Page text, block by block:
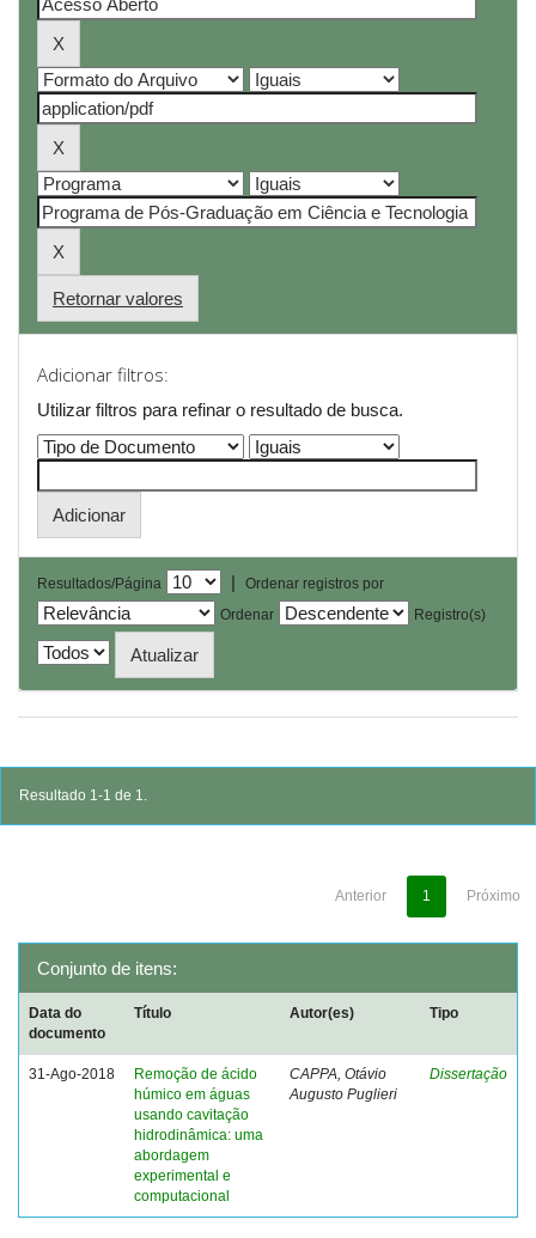
Retornar valores
Adicionar filtros:
Utilizar filtros para refinar o resultado de busca.
Resultados/Página |
Ordenar registros por
Ordenar
Registro(s)
Resultado 1-1 de 1.
Anterior 1 Próximo
Conjunto de itens:
Data do
documento
Título Autor(es) Tipo
31-Ago-2018
Remoção de ácido
húmico em águas
usando cavitação
hidrodinâmica: uma
abordagem
experimental e
computacional
CAPPA, Otávio
Augusto Puglieri
Dissertação